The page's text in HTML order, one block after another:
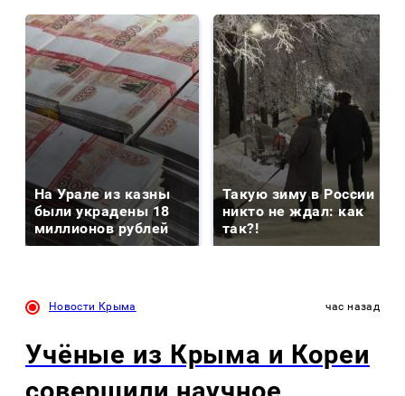
На Урале из казны
были украдены 18
миллионов рублей
Такую зиму в России
никто не ждал: как
так?!
Новости Крыма час назад
Учёные из Крыма и Кореи